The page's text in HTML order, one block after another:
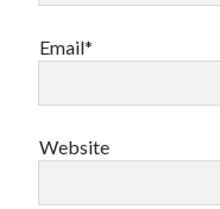
Email*
Website